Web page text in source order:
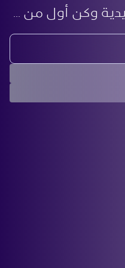
اشترك في النشرة البريدية وكن أول من يعرف أحدث أخبارنا